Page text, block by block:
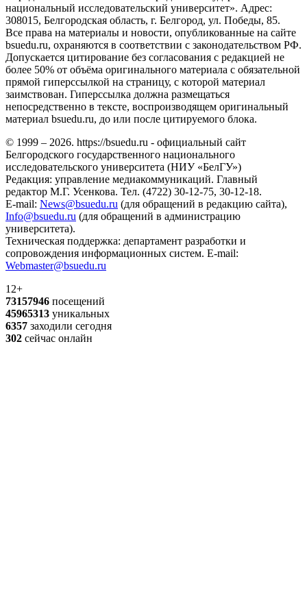
национальный исследовательский университет». Адрес:
308015, Белгородская область, г. Белгород, ул. Победы, 85.
Все права на материалы и новости, опубликованные на сайте
bsuedu.ru, охраняются в соответствии с законодательством РФ.
Допускается цитирование без согласования с редакцией не
более 50% от объёма оригинального материала с обязательной
прямой гиперссылкой на страницу, с которой материал
заимствован. Гиперссылка должна размещаться
непосредственно в тексте, воспроизводящем оригинальный
материал bsuedu.ru, до или после цитируемого блока.
© 1999 – 2026. https://bsuedu.ru - официальный сайт
Белгородского государственного национального
исследовательского университета (НИУ «БелГУ»)
Редакция: управление медиакоммуникаций. Главный
редактор М.Г. Усенкова. Тел. (4722) 30-12-75, 30-12-18.
E-mail: News@bsuedu.ru (для обращений в редакцию сайта),
Info@bsuedu.ru (для обращений в администрацию
университета).
Техническая поддержка: департамент разработки и
сопровождения информационных систем. E-mail:
Webmaster@bsuedu.ru
12+
73157946 посещений
45965313 уникальных
6357 заходили сегодня
302 сейчас онлайн